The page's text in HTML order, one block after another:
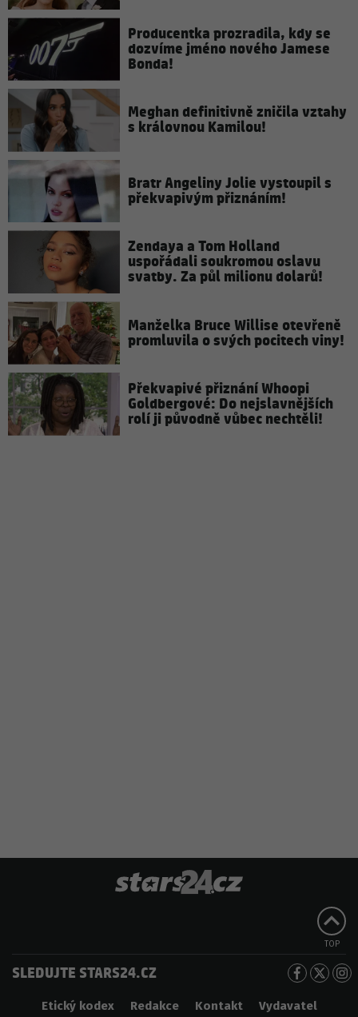
Producentka prozradila, kdy se
dozvíme jméno nového Jamese
Bonda!
Meghan definitivně zničila vztahy
s královnou Kamilou!
Bratr Angeliny Jolie vystoupil s
překvapivým přiznáním!
Zendaya a Tom Holland
uspořádali soukromou oslavu
svatby. Za půl milionu dolarů!
Manželka Bruce Willise otevřeně
promluvila o svých pocitech viny!
Překvapivé přiznání Whoopi
Goldbergové: Do nejslavnějších
rolí ji původně vůbec nechtěli!
TOP
SLEDUJTE STARS24.CZ
Etický kodex Redakce Kontakt Vydavatel